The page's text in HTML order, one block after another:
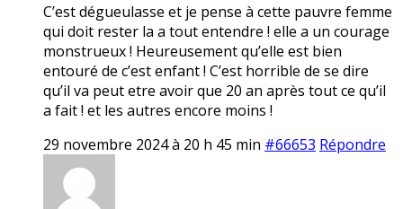
C’est dégueulasse et je pense à cette pauvre femme
qui doit rester la a tout entendre ! elle a un courage
monstrueux ! Heureusement qu’elle est bien
entouré de c’est enfant ! C’est horrible de se dire
qu’il va peut etre avoir que 20 an après tout ce qu’il
a fait ! et les autres encore moins !
29 novembre 2024 à 20 h 45 min #66653 Répondre